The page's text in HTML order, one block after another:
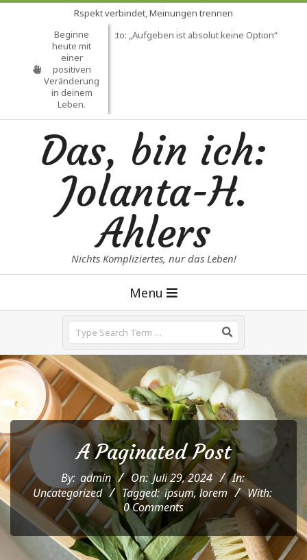
Rspekt verbindet, Meinungen trennen
Beginne
heute mit
einer
positiven
Veränderung
in deinem
Leben.
Mein Lebensmotto: „Aufgeben ist absolut keine Option“
Das, bin ich:
Jolanta-H.
Ahlers
Nichts Kompliziertes, nur das Leben!
Menu
A Paginated Post
By: admin On: Juli 29, 2024
In:
Uncategorized
Tagged: ipsum,lorem
With:
0 Comments